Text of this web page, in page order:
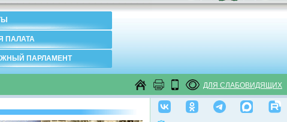
ПАЛАТА
ПАРЛАМЕНТ
ДЛЯ СЛАБОВИДЯЩИХ